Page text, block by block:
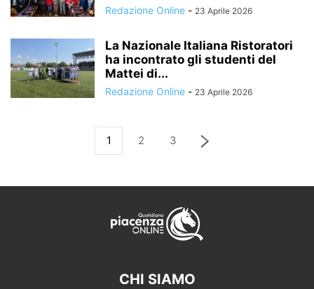
Redazione Online - 23 Aprile 2026
La Nazionale Italiana Ristoratori
ha incontrato gli studenti del
Mattei di...
Redazione Online - 23 Aprile 2026
1 2 3
CHI SIAMO